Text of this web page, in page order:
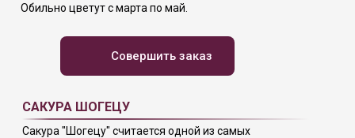
Совершить заказ
Обильно цветут с марта по май.
Сакура "Шогецу" считается одной из самых
САКУРА ШОГЕЦУ